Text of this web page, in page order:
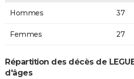
Hommes 37
Femmes 27
Répartition des décès de
d'âges